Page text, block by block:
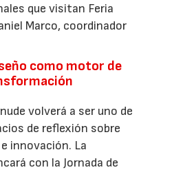
que visitan Feria
Marco, coordinador
como motor de
volverá a ser uno de
de reflexión sobre
innovación. La
con la Jornada de